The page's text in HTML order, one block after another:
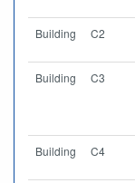
Building C2
Building C3
Building C4